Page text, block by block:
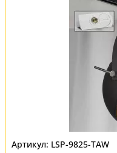
LSP-9825-TAW